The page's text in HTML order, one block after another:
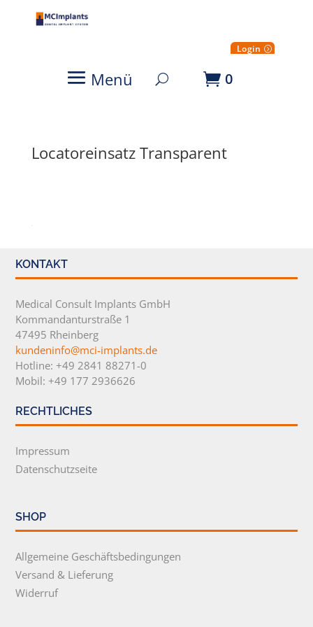
Login
Menü 0
Locatoreinsatz Transparent
KONTAKT
Medical Consult Implants GmbH
Kommandanturstraße 1
47495 Rheinberg
kundeninfo@mci-implants.de
Hotline: +49 2841 88271-0
Mobil: +49 177 2936626
RECHTLICHES
Impressum
Datenschutzseite
SHOP
Allgemeine Geschäftsbedingungen
Versand & Lieferung
Widerruf